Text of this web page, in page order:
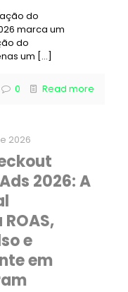
do
marca um
do
um […]
0 Read more
2026
2026: A
e
em